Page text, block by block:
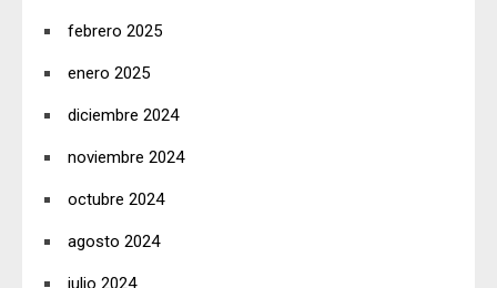
febrero 2025
enero 2025
diciembre 2024
noviembre 2024
octubre 2024
agosto 2024
julio 2024